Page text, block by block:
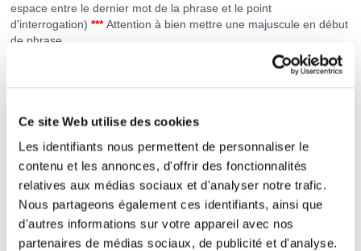
Ce site Web utilise des cookies
Les identifiants nous permettent de personnaliser le
contenu et les annonces, d'offrir des fonctionnalités
relatives aux médias sociaux et d'analyser notre trafic.
Nous partageons également ces identifiants, ainsi que
d'autres informations sur votre appareil avec nos
partenaires de médias sociaux, de publicité et d'analyse.
espace entre le dernier mot de la phrase et le point
d'interrogation)*** Attention à bien mettre une majuscule en début
de phrase.
aux billes ?
poubelles ?
Tu entends un bruit. >>> un bruit ?
Vous parlez fort. >>> fort ?
Je me brosse les dents. >>> Me
dents ?